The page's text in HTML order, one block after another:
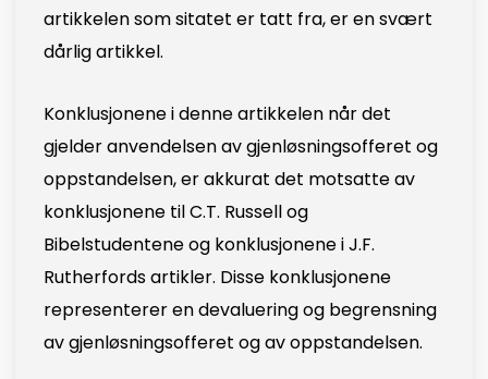
artikkelen som sitatet er tatt fra, er en svært
dårlig artikkel.
Konklusjonene i denne artikkelen når det
gjelder anvendelsen av gjenløsningsofferet og
oppstandelsen, er akkurat det motsatte av
konklusjonene til C.T. Russell og
Bibelstudentene og konklusjonene i J.F.
Rutherfords artikler. Disse konklusjonene
representerer en devaluering og begrensning
av gjenløsningsofferet og av oppstandelsen.